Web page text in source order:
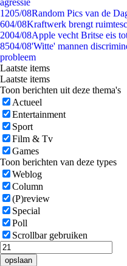
agressie
1205/08Random Pics van de
604/08Kraftwerk brengt
2004/08Apple vecht Britse eis
8504/08'Witte' mannen
probleem
Laatste items
Laatste items
Toon berichten uit deze thema's
Actueel
Entertainment
Sport
Film & Tv
Games
Toon berichten van deze types
Weblog
Column
(P)review
Special
Poll
Scrollbar gebruiken
opslaan